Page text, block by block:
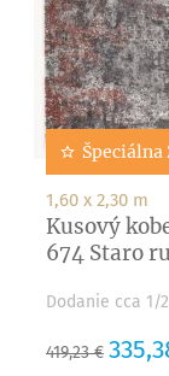
Špeciálna
1,60 x 2,30 m
Kusový
674 Staro
Dodanie cca 1/
Základná
cena
419,23 € Cena